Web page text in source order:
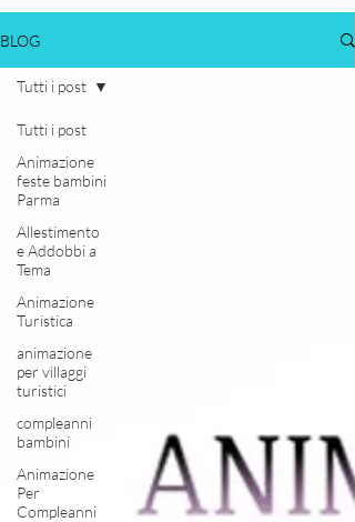
BLOG
Tutti i post
Animazione
feste bambini
Parma
Allestimento
e Addobbi a
Tema
Animazione
Turistica
animazione
per villaggi
turistici
compleanni
bambini
Animazione
Per
Compleanni
Tutti i post